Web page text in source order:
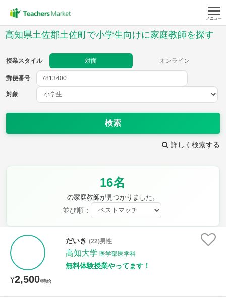
メニュー
高知県土佐郡土佐町で小学生向けに家庭教師を探す
授業スタイル 対面 オンライン
郵便番号
対象
検索
詳しく検索する
16名
の家庭教師が見つかりました。
並び順：
¥2,500/時給
だいき (22)男性
高知大学 医学部医学科
無料体験授業やってます！
郵便番号
教科
理科
保健・体育 図画工作 書写
時給：¥1,000 ～ ¥10,000
授業可能日